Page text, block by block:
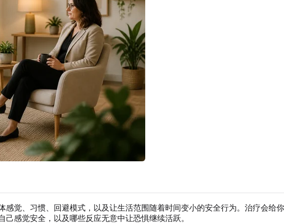
感觉、习惯、回避模式，以及让生活范围随着时间变小的安全行为。治疗会给
感觉安全，以及哪些反应无意中让恐惧继续活跃。